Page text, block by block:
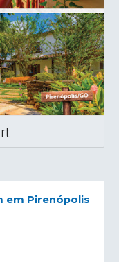
em Pirenópolis